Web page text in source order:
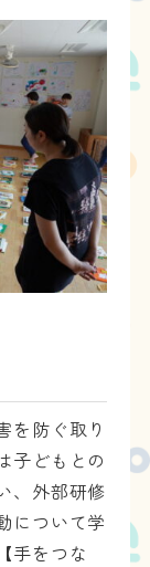
を防ぐ取り
子どもとの
、外部研修
について学
手をつな